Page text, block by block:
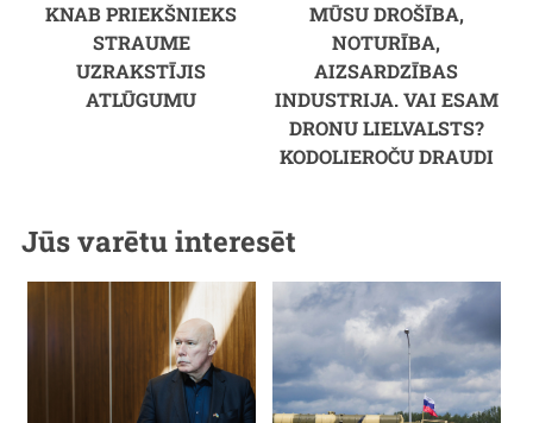
KNAB PRIEKŠNIEKS
STRAUME
UZRAKSTĪJIS
ATLŪGUMU
MŪSU DROŠĪBA,
NOTURĪBA,
AIZSARDZĪBAS
INDUSTRIJA. VAI ESAM
DRONU LIELVALSTS?
KODOLIEROČU DRAUDI
Jūs varētu interesēt